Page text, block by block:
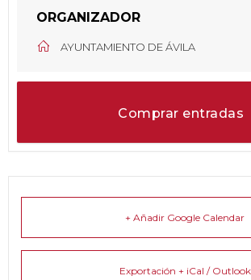
ORGANIZADOR
AYUNTAMIENTO DE ÁVILA
Comprar entradas
+ Añadir Google Calendar
Exportación + iCal / Outlook